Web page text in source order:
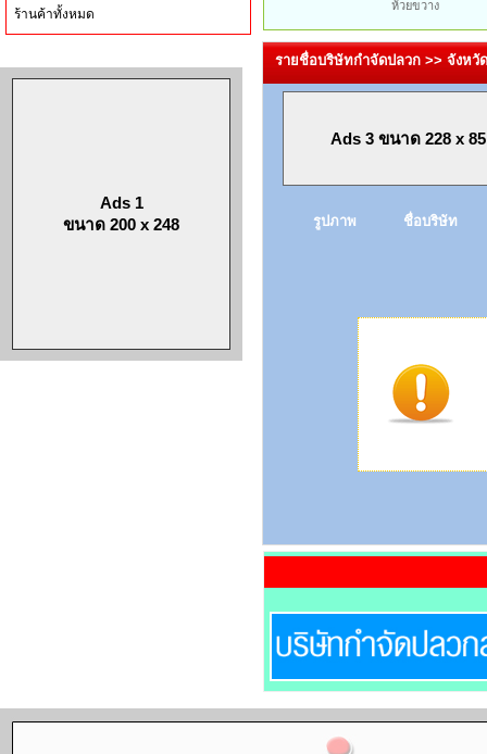
ร้านค้าทั้งหมด
Ads 1
ขนาด 200 x 248
ห้วยขวาง
รายชื่อบริษัทกำจัดปลวก >> จังหวั
Ads 3 ขนาด 228 x 85
รูปภาพ ชื่อบริษัท